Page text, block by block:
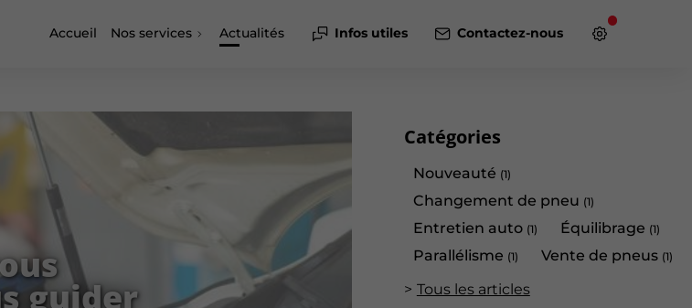
Accueil Nos services Actualités Infos utiles Contactez-nous
Catégories
Nouveauté (1)
Changement de pneu (1)
Entretien auto (1) Équilibrage (1)
Parallélisme (1) Vente de pneus (1)
Tous les articles
guider